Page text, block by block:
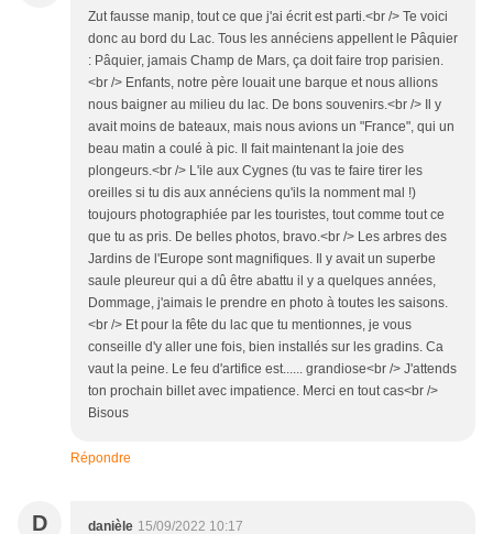
Zut fausse manip, tout ce que j'ai écrit est parti.<br /> Te voici
donc au bord du Lac. Tous les annéciens appellent le Pâquier
: Pâquier, jamais Champ de Mars, ça doit faire trop parisien.
<br /> Enfants, notre père louait une barque et nous allions
nous baigner au milieu du lac. De bons souvenirs.<br /> Il y
avait moins de bateaux, mais nous avions un "France", qui un
beau matin a coulé à pic. Il fait maintenant la joie des
plongeurs.<br /> L'ile aux Cygnes (tu vas te faire tirer les
oreilles si tu dis aux annéciens qu'ils la nomment mal !)
toujours photographiée par les touristes, tout comme tout ce
que tu as pris. De belles photos, bravo.<br /> Les arbres des
Jardins de l'Europe sont magnifiques. Il y avait un superbe
saule pleureur qui a dû être abattu il y a quelques années,
Dommage, j'aimais le prendre en photo à toutes les saisons.
<br /> Et pour la fête du lac que tu mentionnes, je vous
conseille d'y aller une fois, bien installés sur les gradins. Ca
vaut la peine. Le feu d'artifice est...... grandiose<br /> J'attends
ton prochain billet avec impatience. Merci en tout cas<br />
Bisous
Répondre
D danièle 15/09/2022 10:17